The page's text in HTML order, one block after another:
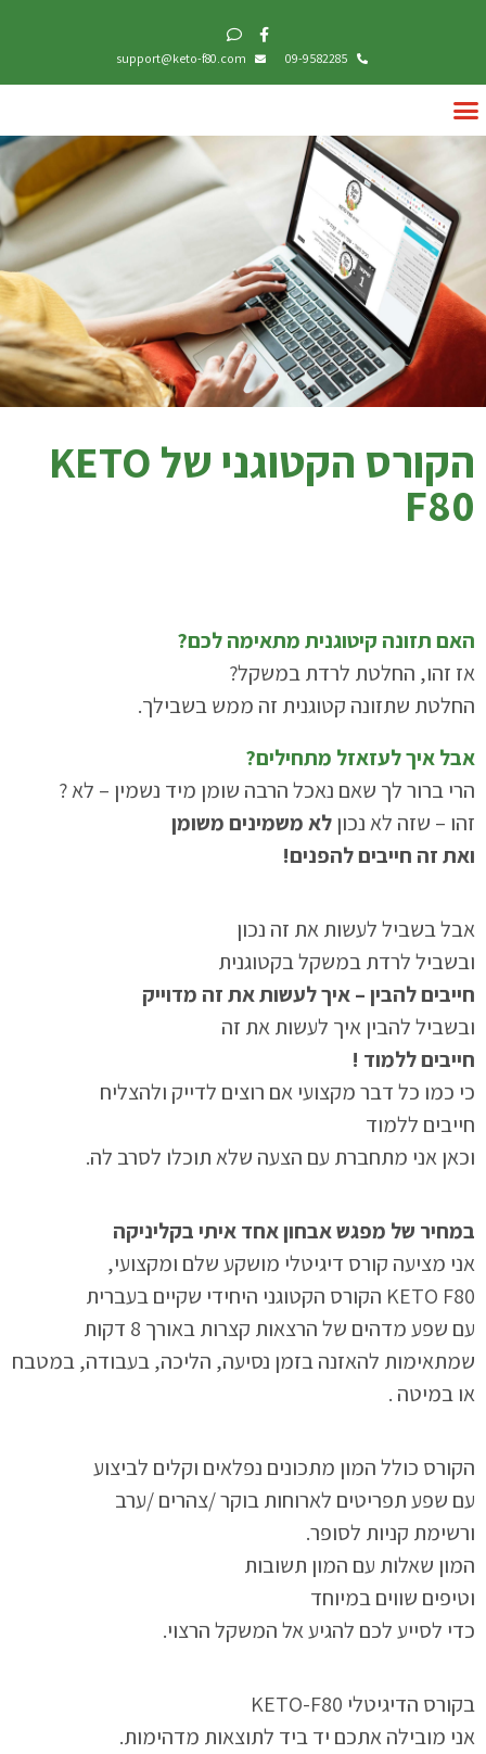
09-9582285
support@keto-f80.com
הקורס הקטוגני של KETO
F80
האם תזונה קיטוגנית מתאימה לכם?
אז זהו, החלטת לרדת במשקל?
החלטת שתזונה קטוגנית זה ממש בשבילך.
אבל איך לעזאזל מתחילים?
הרי ברור לך שאם נאכל הרבה שומן מיד נשמין – לא ?
זהו – שזה לא נכוןלא משמינים משומן
ואת זה חייבים להפנים!
אבל בשביל לעשות את זה נכון
ובשביל לרדת במשקל בקטוגנית
חייבים להבין –איך לעשות את זה מדוייק
ובשביל להבין איך לעשות את זה
חייבים ללמוד !
כי כמו כל דבר מקצועי אם רוצים לדייק ולהצליח
חייבים ללמוד
וכאן אני מתחברת עם הצעה שלא תוכלו לסרב לה.
במחיר של מפגש אבחון אחד איתי בקליניקה
אני מציעה קורס דיגיטלי מושקע שלם ומקצועי,
KETO F80 הקורס הקטוגני היחידי שקיים בעברית
עם שפע מדהים של הרצאות קצרות באורך 8 דקות
שמתאימות להאזנה בזמן נסיעה, הליכה, בעבודה, במטבח
או במיטה .
הקורס כולל המון מתכונים נפלאים וקלים לביצוע
עם שפע תפריטים לארוחות בוקר /צהרים /ערב
ורשימת קניות לסופר.
המון שאלות עם המון תשובות
וטיפים שווים במיוחד
כדי לסייע לכם להגיע אל המשקל הרצוי.
בקורס הדיגיטלי KETO-F80
אני מובילה אתכם יד ביד לתוצאות מדהימות.